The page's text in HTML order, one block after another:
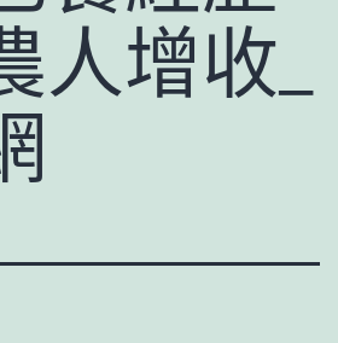
人增收_